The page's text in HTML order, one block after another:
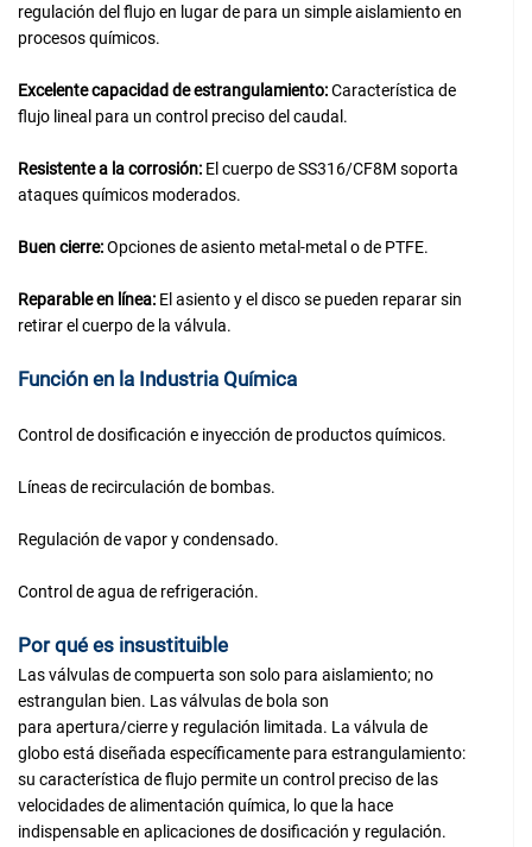
regulación del flujo en lugar de para un simple aislamiento en
procesos químicos.
Excelente capacidad de estrangulamiento:Característica de
flujo lineal para un control preciso del caudal.
Resistente a la corrosión: El cuerpo de SS316/CF8M soporta
ataques químicos moderados.
Buen cierre:Opciones de asiento metal-metal o de PTFE.
Reparable en línea: El asiento y el disco se pueden reparar sin
retirar el cuerpo de la válvula.
Función en la Industria Química
Control de dosificación e inyección de productos químicos.
Líneas de recirculación de bombas.
Regulación de vapor y condensado.
Control de agua de refrigeración.
Por qué es insustituible
Las válvulas de compuerta son solo para aislamiento; no
estrangulan bien. Las válvulas de bola son
para apertura/cierre y regulación limitada. La válvula de
globo está diseñada específicamente para estrangulamiento:
su característica de flujo permite un control preciso de las
velocidades de alimentación química, lo que la hace
indispensable en aplicaciones de dosificación y regulación.